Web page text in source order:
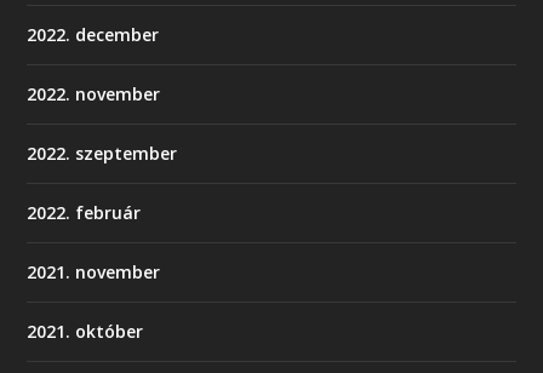
2022. december
2022. november
2022. szeptember
2022. február
2021. november
2021. október